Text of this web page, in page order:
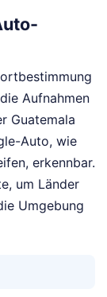
Aufnahmen
Guatemala
Auto, wie
erkennbar.
um Länder
Umgebung